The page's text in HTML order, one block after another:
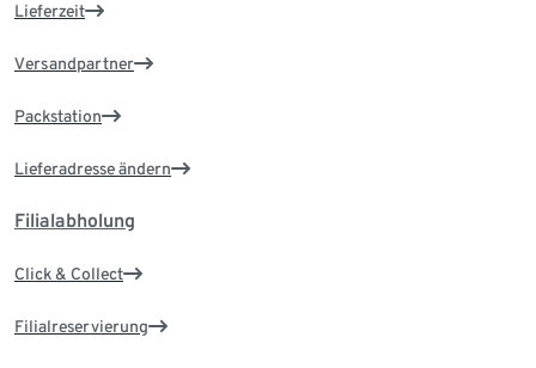
Lieferzeit
Versandpartner
Packstation
Lieferadresse ändern
Filialabholung
Click & Collect
Filialreservierung